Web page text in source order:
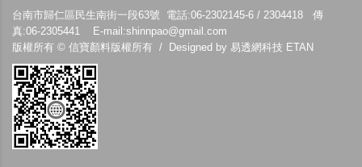
台南市歸仁區民生南街一段63號 電話:06-2302145-6 / 2304418 傳
真:06-2305441 E-mail:shinnpao@gmail.com
版權所有 © 信寶顏料版權所有 /
Designed by 易透網科技 ETAN